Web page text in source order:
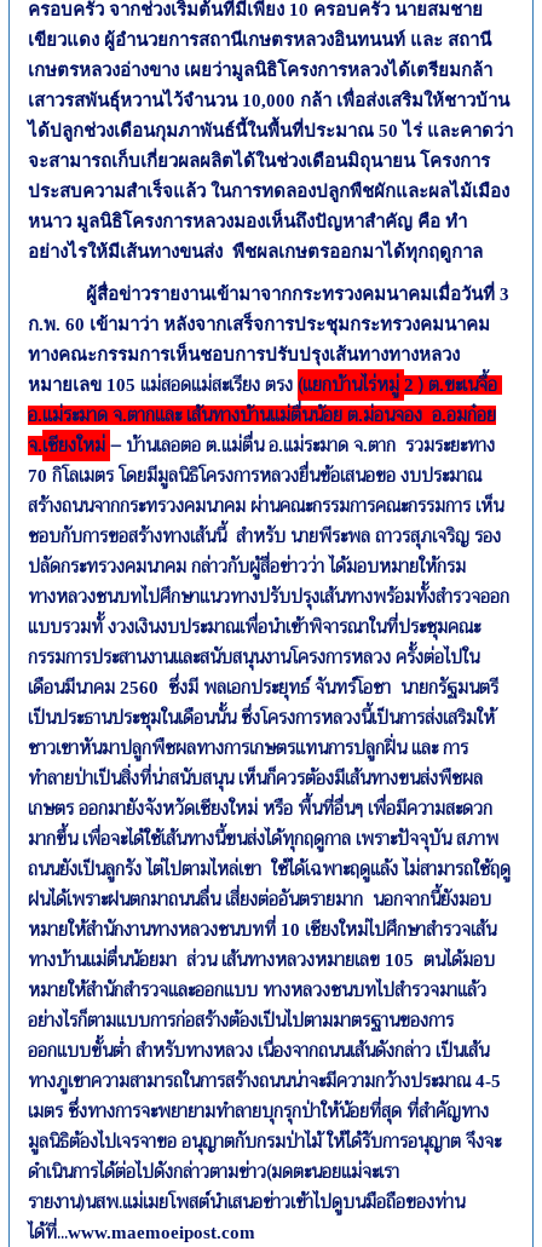
ครอบครัว จากช่วงเริ่มต้นที่มีเพียง 10 ครอบครัว นายสมชาย
เขียวแดง ผู้อำนวยการสถานีเกษตรหลวงอินทนนท์ และ สถานี
เกษตรหลวงอ่างขาง เผยว่ามูลนิธิโครงการหลวงได้เตรียมกล้า
เสาวรสพันธุ์หวานไว้จำนวน 10,000 กล้า เพื่อส่งเสริมให้ชาวบ้าน
ได้ปลูกช่วงเดือนกุมภาพันธ์นี้ในพื้นที่ประมาณ 50 ไร่ และคาดว่า
จะสามารถเก็บเกี่ยวผลผลิตได้ในช่วงเดือนมิถุนายน โครงการ
ประสบความสำเร็จแล้ว ในการทดลองปลูกพืชผักและผลไม้เมือง
หนาว มูลนิธิโครงการหลวงมองเห็นถึงปัญหาสำคัญ คือ ทำ
อย่างไรให้มีเส้นทางขนส่ง พืชผลเกษตรออกมาได้ทุกฤดูกาล
ผู้สื่อข่าวรายงานเข้ามาจากกระทรวงคมนาคมเมื่อวันที่ 3
ก.พ. 60 เข้ามาว่า หลังจากเสร็จการประชุมกระทรวงคมนาคม
ทางคณะกรรมการเห็นชอบการปรับปรุงเส้นทางทางหลวง
หมายเลข 105แม่สอดแม่สะเรียง ตรง(แยกบ้านไร่หมู่2) ต.ขะเนจื้อ
อ.แม่ระมาด จ.ตากและ เส้นทางบ้านแม่ตื่นน้อย ต.ม่อนจอง อ.อมก๋อย
จ.เชียงใหม่– บ้านเลอตอ ต.แม่ตื่น อ.แม่ระมาด จ.ตาก รวมระยะทาง
70กิโลเมตร โดยมีมูลนิธิโครงการหลวงยื่นข้อเสนอขอ งบประมาณ
สร้างถนนจากกระทรวงคมนาคม ผ่านคณะกรรมการคณะกรรมการ เห็น
ชอบกับการขอสร้างทางเส้นนี้ สำหรับ นายพีระพล ถาวรสุภเจริญ รอง
ปลัดกระทรวงคมนาคม กล่าวกับผู้สื่อข่าวว่า ได้มอบหมายให้กรม
ทางหลวงชนบทไปศึกษาแนวทางปรับปรุงเส้นทางพร้อมทั้งสำรวจออก
แบบรวมทั้ งวงเงินงบประมาณเพื่อนำเข้าพิจารณาในที่ประชุมคณะ
กรรมการประสานงานและสนับสนุนงานโครงการหลวง ครั้งต่อไปใน
เดือนมีนาคม2560 ซึ่งมี พลเอกประยุทธ์ จันทร์โอชา นายกรัฐมนตรี
เป็นประธานประชุมในเดือนนั้น ซึ่งโครงการหลวงนี้เป็นการส่งเสริมให้
ชาวเขาหันมาปลูกพืชผลทางการเกษตรแทนการปลูกฝิ่น และ การ
ทำลายป่าเป็นสิ่งที่น่าสนับสนุน เห็นก็ควรต้องมีเส้นทางขนส่งพืชผล
เกษตร ออกมายังจังหวัดเชียงใหม่ หรือ พื้นที่อื่นๆ เพื่อมีความสะดวก
มากขึ้น เพื่อจะได้ใช้เส้นทางนี้ขนส่งได้ทุกฤดูกาล เพราะปัจจุบัน สภาพ
ถนนยังเป็นลูกรัง ไต่ไปตามไหล่เขา ใช้ได้เฉพาะฤดูแล้ง ไม่สามารถใช้ฤดู
ฝนได้เพราะฝนตกมาถนนลื่น เสี่ยงต่ออันตรายมาก นอกจากนี้ยังมอบ
หมายให้สำนักงานทางหลวงชนบทที่ 10เชียงใหม่ไปศึกษาสำรวจเส้น
ทางบ้านแม่ตื่นน้อยมา ส่วน เส้นทางหลวงหมายเลข 105ตนได้มอบ
หมายให้สำนักสำรวจและออกแบบ ทางหลวงชนบทไปสำรวจมาแล้ว
อย่างไรก็ตามแบบการก่อสร้างต้องเป็นไปตามมาตรฐานของการ
ออกแบบขั้นต่ำ สำหรับทางหลวง เนื่องจากถนนเส้นดังกล่าว เป็นเส้น
ทางภูเขาความสามารถในการสร้างถนนน่าจะมีความกว้างประมาณ4-5
เมตร ซึ่งทางการจะพยายามทำลายบุกรุกป่าให้น้อยที่สุด ที่สำคัญทาง
มูลนิธิต้องไปเจรจาขอ อนุญาตกับกรมป่าไม้ ให้ได้รับการอนุญาต จึงจะ
ดำเนินการได้ต่อไปดังกล่าวตามข่าว(มดตะนอยแม่จะเรา
รายงาน)นสพ.แม่เมยโพสต์นำเสนอข่าวเข้าไปดูบนมือถือของท่าน
ได้ที่...www.maemoeipost.com